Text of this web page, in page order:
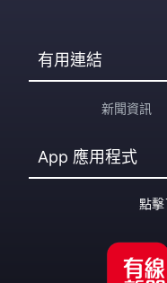
有用連結
新聞資訊
App 應用程式
點